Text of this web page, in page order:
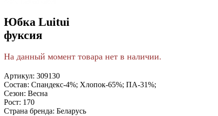
Юбка Luitui
фуксия
На данный момент товара нет в наличии.
Артикул: 309130
Состав: Спандекс-4%; Хлопок-65%; ПА-31%;
Сезон: Весна
Рост: 170
Страна бренда: Беларусь